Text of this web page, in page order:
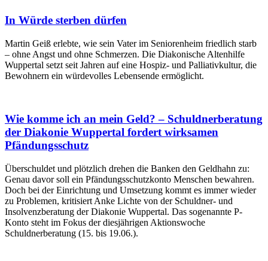
In Würde sterben dürfen
Martin Geiß erlebte, wie sein Vater im Seniorenheim friedlich starb
– ohne Angst und ohne Schmerzen. Die Diakonische Altenhilfe
Wuppertal setzt seit Jahren auf eine Hospiz- und Palliativkultur, die
Bewohnern ein würdevolles Lebensende ermöglicht.
Wie komme ich an mein Geld? – Schuldnerberatung
der Diakonie Wuppertal fordert wirksamen
Pfändungsschutz
Überschuldet und plötzlich drehen die Banken den Geldhahn zu:
Genau davor soll ein Pfändungsschutzkonto Menschen bewahren.
Doch bei der Einrichtung und Umsetzung kommt es immer wieder
zu Problemen, kritisiert Anke Lichte von der Schuldner- und
Insolvenzberatung der Diakonie Wuppertal. Das sogenannte P-
Konto steht im Fokus der diesjährigen Aktionswoche
Schuldnerberatung (15. bis 19.06.).